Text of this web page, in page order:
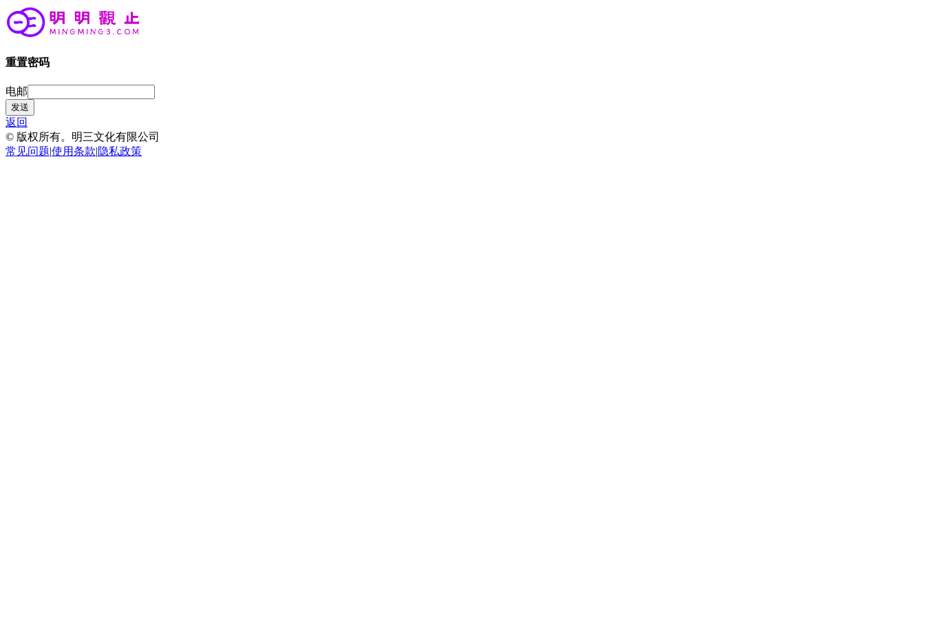
重置密码
电邮
发送
返回
© 版权所有。明三文化有限公司
常见问题|使用条款|隐私政策